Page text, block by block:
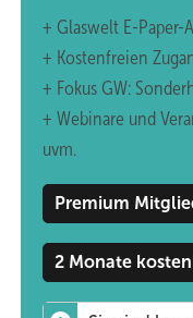
die
Gläser sind höher als
bei den Beschlägen
bei der Beratung der
heute von einem
+ Glaswelt E-Paper-
+ Kostenfreien
+ Fokus GW:
+ Webinare und
uvm.
Premium
2 Monate